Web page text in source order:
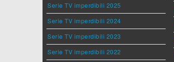
Serie TV imperdibili 2025
Serie TV imperdibili 2024
Serie TV imperdibili 2023
Serie TV imperdibili 2022